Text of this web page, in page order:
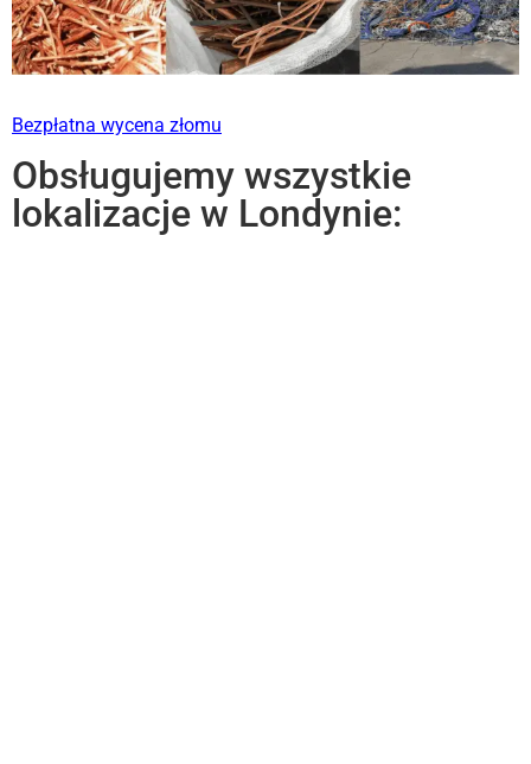
Bezpłatna wycena złomu
Obsługujemy wszystkie
lokalizacje w Londynie: